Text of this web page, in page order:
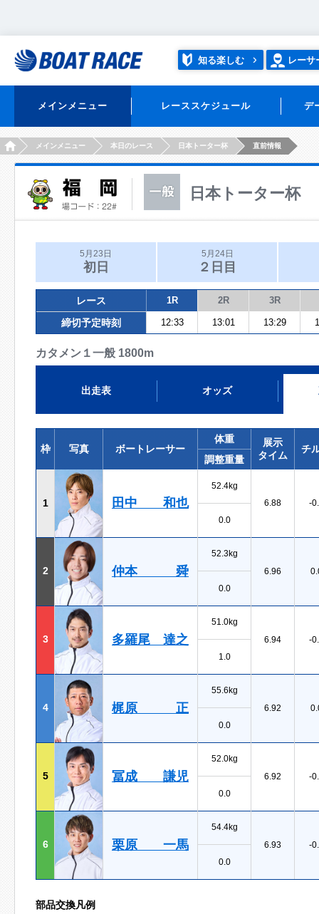
知る楽しむ レーサ
メインメニュー レーススケジュール デ
HOMEメインメニュー 本日のレース 日本トーター杯 直前情報
日本トーター杯
5月23日
初日
5月24日
２日目
レース 1R 2R 3R
締切予定時刻 12:33 13:01 13:29
カタメン１一般 1800m
出走表 オッズ
枠 写真 ボートレーサー
体重
展示
タイム
チ
調整重量
1 田中 和也
52.4kg
6.88
-
0.0
2 仲本 舜
52.3kg
6.96
0.0
3 多羅尾 達之
51.0kg
6.94
-
1.0
4 梶原 正
55.6kg
6.92
0.0
5 冨成 謙児
52.0kg
6.92
-
0.0
6 栗原 一馬
54.4kg
6.93
-
0.0
部品交換凡例